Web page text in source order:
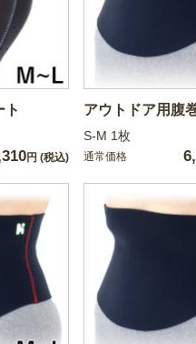
ト
円 (税込)
アウトドア用腹
S-M 1枚
通常価格